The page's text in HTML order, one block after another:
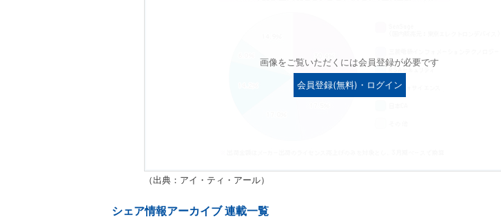
画像をご覧いただくには会員登録が必要です
会員登録(無料)・ログイン
（出典：アイ・ティ・アール）
シェア情報アーカイブ 連載一覧